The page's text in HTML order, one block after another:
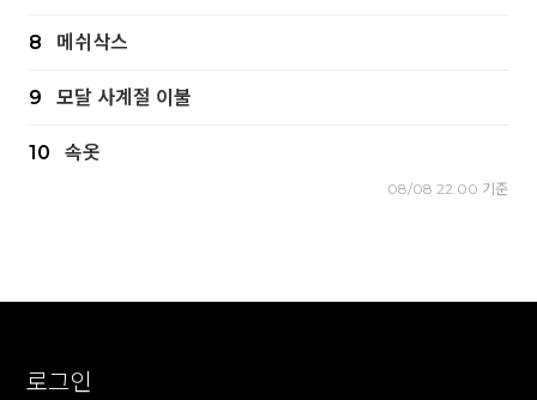
8 메쉬삭스
9 모달 사계절 이불
10 속옷
08/08 22:00 기준
로그인